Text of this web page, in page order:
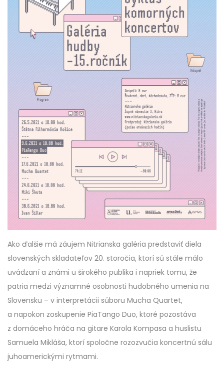
Ako ďalšie má záujem Nitrianska galéria predstaviť diela
slovenských skladateľov 20. storočia, ktorí sú stále málo
uvádzaní a známi u širokého publika i napriek tomu, že
patria medzi významné osobnosti hudobného umenia na
Slovensku – v interpretácii súboru Mucha Quartet,
a napokon zoskupenie PiaTango Duo, ktoré pozostáva
z domáceho hráča na gitare Karola Kompasa a huslistu
Samuela Mikláša, ktorí spoločne rozozvučia koncertnú sálu
juhoamerickými rytmami.